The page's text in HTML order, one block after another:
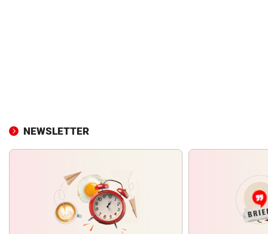
NEWSLETTER